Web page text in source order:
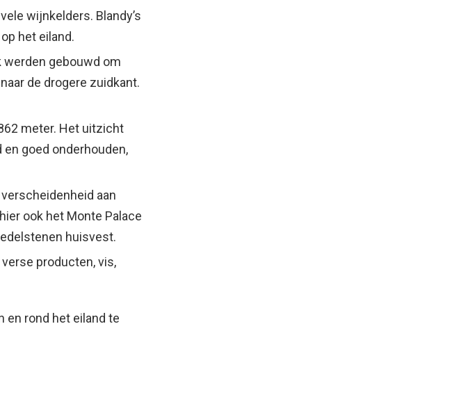
wijnkelders. Blandy’s
het eiland.
werden gebouwd om
de drogere zuidkant.
meter. Het uitzicht
goed onderhouden,
aan
ook het Monte Palace
huisvest.
producten, vis,
en rond het eiland te